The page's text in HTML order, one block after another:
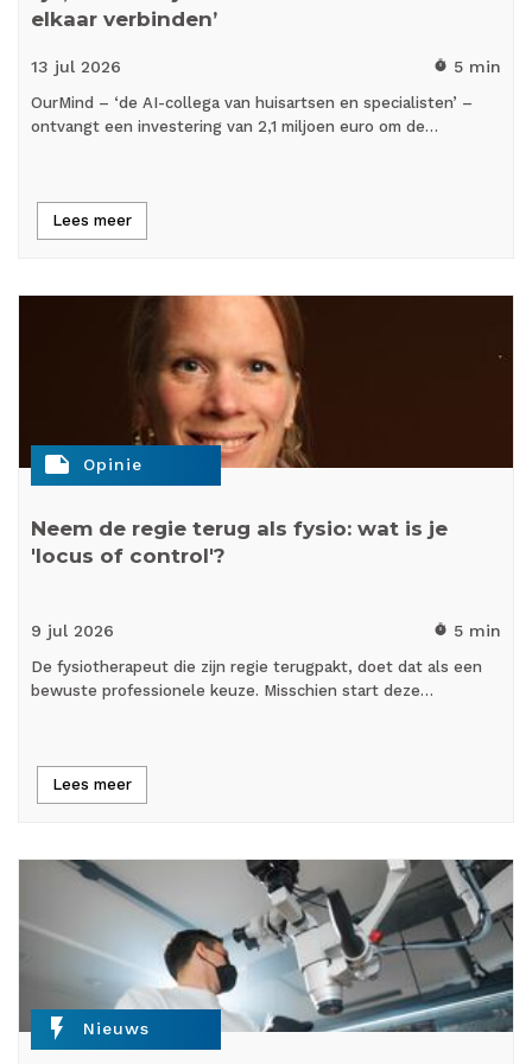
elkaar verbinden’
13 jul 2026 timer 5 min
OurMind – ‘de AI-collega van huisartsen en specialisten’ –
ontvangt een investering van 2,1 miljoen euro om de…
Lees meer
note Opinie
Neem de regie terug als fysio: wat is je
'locus of control'?
9 jul 2026 timer 5 min
De fysiotherapeut die zijn regie terugpakt, doet dat als een
bewuste professionele keuze. Misschien start deze…
Lees meer
flash_on Nieuws